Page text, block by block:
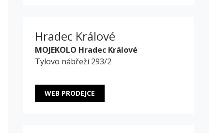
Hradec Králové
MOJEKOLO Hradec Králové
Tylovo nábřeží 293/2
WEB PRODEJCE